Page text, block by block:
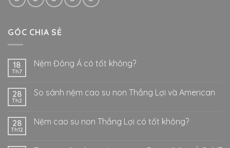
GÓC CHIA SẺ
18
Th7
Nệm Đông Á có tốt không?
28
Th2
So sánh nệm cao su non Thắng Lợi và American
28
Th12
Nệm cao su non Thắng Lợi có tốt không?